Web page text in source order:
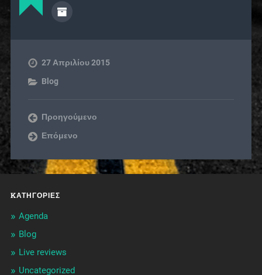
27 Απριλίου 2015
Blog
Προηγούμενο
Επόμενο
KΑΤΗΓΟΡΊΕΣ
Agenda
Blog
Live reviews
Uncategorized